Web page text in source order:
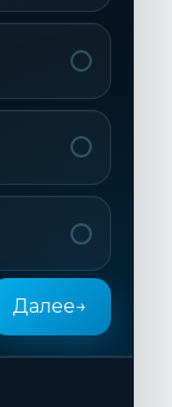
Далее→